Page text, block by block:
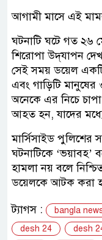
আগামী মাসে এই
ঘটনাটি ঘটে গত ২৬
শিরোপা উদ্‌যাপন
সেই সময় ডয়েল
এবং গাড়িটি
অনেকে এর নিচে
আহত হন, যাদের
মার্সিসাইড পুলিশের
ঘটনাটিকে ‘ভয়াবহ’
হামলা নয় বলে
ডয়েলকে আটক করা
ট্যাগস :
bangla
desh 24
desh